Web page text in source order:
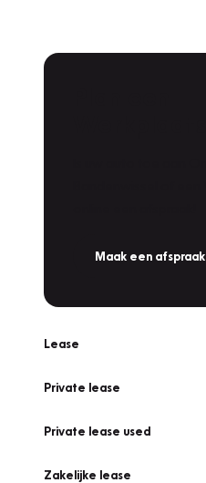
Maak een afspraak
Lease
Private lease
Private lease used
Zakelijke lease